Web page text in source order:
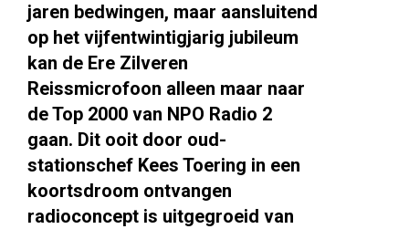
jaren bedwingen, maar aansluitend
op het vijfentwintigjarig jubileum
kan de Ere Zilveren
Reissmicrofoon alleen maar naar
de Top 2000 van NPO Radio 2
gaan. Dit ooit door oud-
stationschef Kees Toering in een
koortsdroom ontvangen
radioconcept is uitgegroeid van